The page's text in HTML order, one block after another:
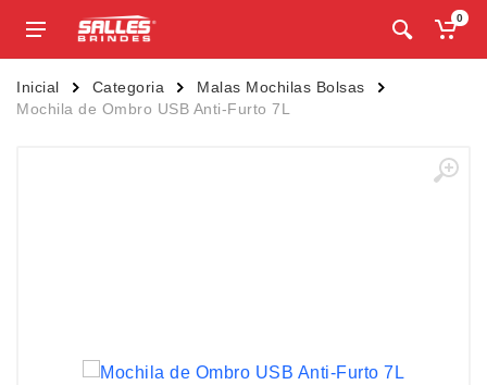
0
Inicial Categoria
Malas Mochilas Bolsas
Mochila de Ombro USB Anti-Furto 7L